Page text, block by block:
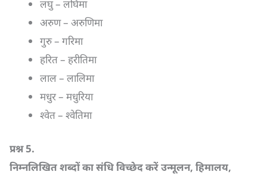
लघु – लघिमा
अरुण – अरुणिमा
गुरु – गरिमा
हरित – हरीतिमा
लाल – लालिमा
मधुर – मधुरिया
श्वेत – श्वेतिमा
प्रश्न5.
निम्नलिखित शब्दों का संधि विच्छेद करें उन्मूलन, हिमालय,